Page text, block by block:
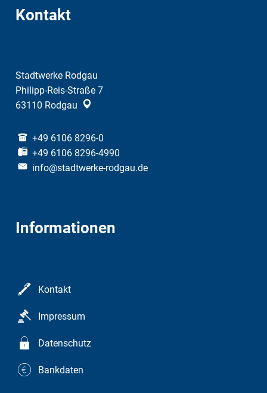
Kontakt
Stadtwerke Rodgau
Philipp-Reis-Straße 7
63110 Rodgau
+49 6106 8296-0
+49 6106 8296-4990
info@stadtwerke-rodgau.de
Informationen
Kontakt
Impressum
Datenschutz
Bankdaten